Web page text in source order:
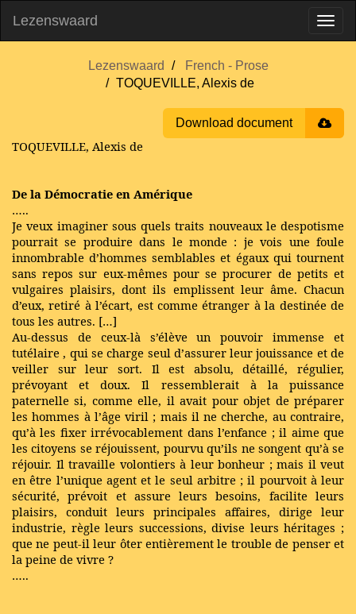
Lezenswaard
Lezenswaard
French - Prose
TOQUEVILLE, Alexis de
Download document
TOQUEVILLE, Alexis de
De la Démocratie en Amérique
…..
Je veux imaginer sous quels traits nouveaux le despotisme
pourrait se produire dans le monde : je vois une foule
innombrable d’hommes semblables et égaux qui tournent
sans repos sur eux-mêmes pour se procurer de petits et
vulgaires plaisirs, dont ils emplissent leur âme. Chacun
d’eux, retiré à l’écart, est comme étranger à la destinée de
tous les autres. […]
Au-dessus de ceux-là s’élève un pouvoir immense et
tutélaire , qui se charge seul d’assurer leur jouissance et de
veiller sur leur sort. Il est absolu, détaillé, régulier,
prévoyant et doux. Il ressemblerait à la puissance
paternelle si, comme elle, il avait pour objet de préparer
les hommes à l’âge viril ; mais il ne cherche, au contraire,
qu’à les fixer irrévocablement dans l’enfance ; il aime que
les citoyens se réjouissent, pourvu qu’ils ne songent qu’à se
réjouir. Il travaille volontiers à leur bonheur ; mais il veut
en être l’unique agent et le seul arbitre ; il pourvoit à leur
sécurité, prévoit et assure leurs besoins, facilite leurs
plaisirs, conduit leurs principales affaires, dirige leur
industrie, règle leurs successions, divise leurs héritages ;
que ne peut-il leur ôter entièrement le trouble de penser et
la peine de vivre ?
…..